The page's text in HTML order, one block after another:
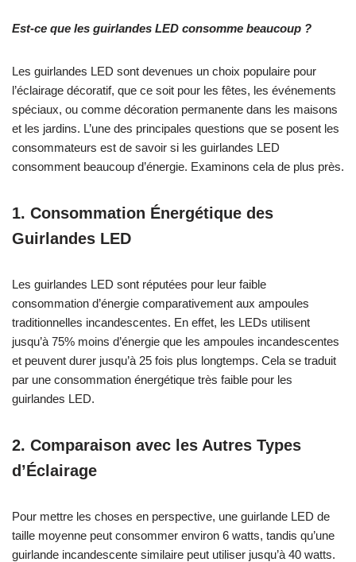
Est-ce que les guirlandes LED consomme beaucoup ?
Les guirlandes LED sont devenues un choix populaire pour
l’éclairage décoratif, que ce soit pour les fêtes, les événements
spéciaux, ou comme décoration permanente dans les maisons
et les jardins. L’une des principales questions que se posent les
consommateurs est de savoir si les guirlandes LED
consomment beaucoup d’énergie. Examinons cela de plus près.
1. Consommation Énergétique des
Guirlandes LED
Les guirlandes LED sont réputées pour leur faible
consommation d’énergie comparativement aux ampoules
traditionnelles incandescentes. En effet, les LEDs utilisent
jusqu’à 75% moins d’énergie que les ampoules incandescentes
et peuvent durer jusqu’à 25 fois plus longtemps. Cela se traduit
par une consommation énergétique très faible pour les
guirlandes LED.
2. Comparaison avec les Autres Types
d’Éclairage
Pour mettre les choses en perspective, une guirlande LED de
taille moyenne peut consommer environ 6 watts, tandis qu’une
guirlande incandescente similaire peut utiliser jusqu’à 40 watts.